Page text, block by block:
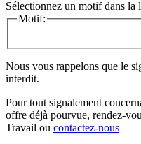
Sélectionnez un motif dans la
Motif:
Nous vous rappelons que le
interdit.
Pour tout signalement
offre déjà pourvue, rendez-
Travail ou contactez-nous